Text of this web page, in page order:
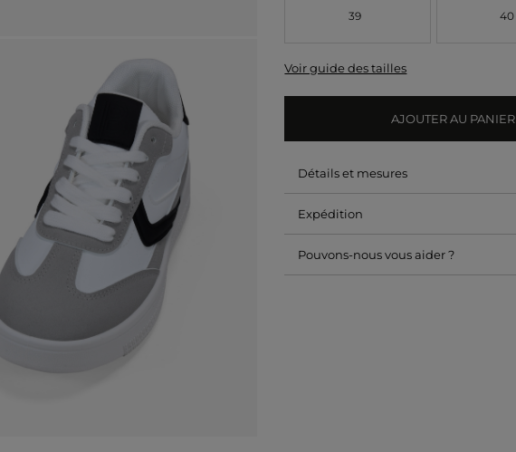
39 40
Voir guide des tailles
AJOUTER AU PANIER
Détails et mesures
Expédition
Pouvons-nous vous aider ?